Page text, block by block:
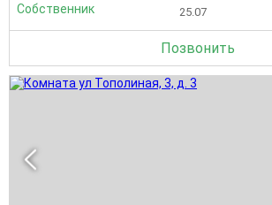
Собственник 25.07
Позвонить